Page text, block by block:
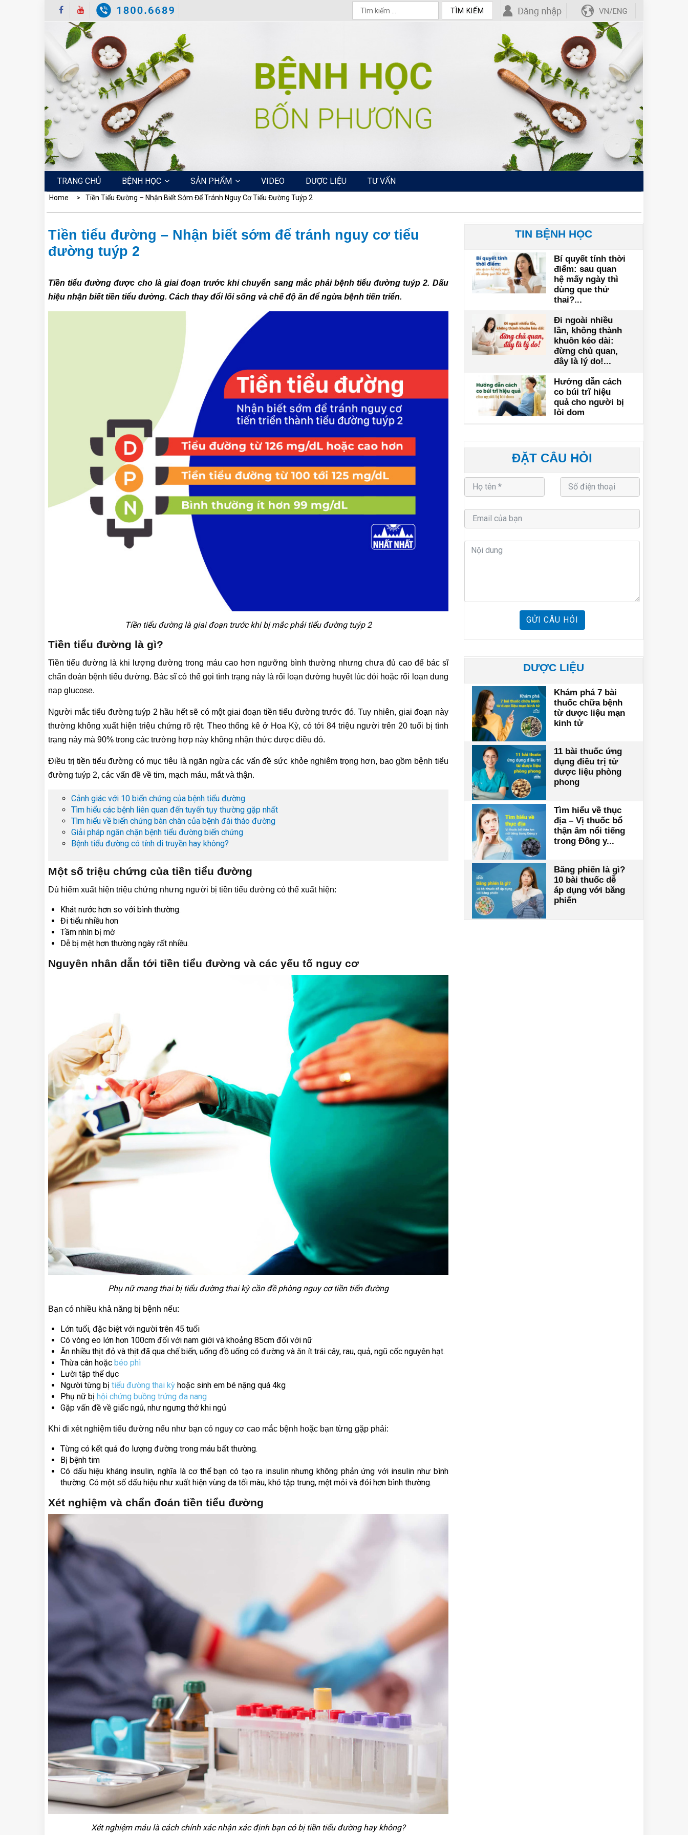
Skip
content
TRANG CHỦ BỆNH HỌC SẢN PHẨM VIDEO DƯỢC LIỆU TƯ VẤN
Home Tiền Tiểu Đường – Nhận Biết Sớm Để Tránh Nguy Cơ Tiểu Đường Tuýp 2
Tiền tiểu đường – Nhận biết sớm để tránh nguy cơ tiểu
đường tuýp 2
Tiền tiểu đường được cho là giai đoạn trước khi chuyển sang mắc phải bệnh tiểu đường tuýp 2. Dấu
hiệu nhận biết tiền tiểu đường. Cách thay đổi lối sống và chế độ ăn để ngừa bệnh tiến triển.
Tiền tiểu đường là giai đoạn trước khi bị mắc phải tiểu đường tuýp 2
Tiền tiểu đường là gì?
Tiền tiểu đường là khi lượng đường trong máu cao hơn ngưỡng bình thường nhưng chưa đủ cao để bác sĩ
chẩn đoán bệnh tiểu đường. Bác sĩ có thể gọi tình trạng này là rối loạn đường huyết lúc đói hoặc rối loạn dung
nạp glucose.
Người mắc tiểu đường tuýp 2 hầu hết sẽ có một giai đoạn tiền tiểu đường trước đó. Tuy nhiên, giai đoạn này
thường không xuất hiện triệu chứng rõ rệt. Theo thống kê ở Hoa Kỳ, có tới 84 triệu người trên 20 tuổi bị tình
trạng này mà 90% trong các trường hợp này không nhận thức được điều đó.
Điều trị tiền tiểu đường có mục tiêu là ngăn ngừa các vấn đề sức khỏe nghiêm trọng hơn, bao gồm bệnh tiểu
đường tuýp 2, các vấn đề về tim, mạch máu, mắt và thận.
Cảnh giác với 10 biến chứng của bệnh tiểu đường
Tìm hiểu các bệnh liên quan đến tuyến tụy thường gặp nhất
Tìm hiểu về biến chứng bàn chân của bệnh đái tháo đường
Giải pháp ngăn chặn bệnh tiểu đường biến chứng
Bệnh tiểu đường có tính di truyền hay không?
Một số triệu chứng của tiền tiểu đường
Dù hiếm xuất hiện triệu chứng nhưng người bị tiền tiểu đường có thể xuất hiện:
Khát nước hơn so với bình thường.
Đi tiểu nhiều hơn
Tầm nhìn bị mờ
Dễ bị mệt hơn thường ngày rất nhiều.
Nguyên nhân dẫn tới tiền tiểu đường và các yếu tố nguy cơ
Phụ nữ mang thai bị tiểu đường thai kỳ cần đề phòng nguy cơ tiền tiển đường
Bạn có nhiều khả năng bị bệnh nếu:
Lớn tuổi, đặc biệt với người trên 45 tuổi
Có vòng eo lớn hơn 100cm đối với nam giới và khoảng 85cm đối với nữ
Ăn nhiều thịt đỏ và thịt đã qua chế biến, uống đồ uống có đường và ăn ít trái cây, rau, quả, ngũ cốc nguyên hạt.
Thừa cân hoặc béo phì
Lười tập thể dục
Người từng bị tiểu đường thai kỳ hoặc sinh em bé nặng quá 4kg
Phụ nữ bị hội chứng buồng trứng đa nang
Gặp vấn đề về giấc ngủ, như ngưng thở khi ngủ
Khi đi xét nghiệm tiểu đường nếu như bạn có nguy cơ cao mắc bệnh hoặc bạn từng gặp phải:
Từng có kết quả đo lượng đường trong máu bất thường.
Bị bệnh tim
Có dấu hiệu kháng insulin, nghĩa là cơ thể bạn có tạo ra insulin nhưng không phản ứng với insulin như bình
thường. Có một số dấu hiệu như xuất hiện vùng da tối màu, khó tập trung, mệt mỏi và đói hơn bình thường.
Xét nghiệm và chẩn đoán tiền tiểu đường
Xét nghiệm máu là cách chính xác nhận xác định bạn có bị tiền tiểu đường hay không?
TIN BỆNH HỌC
Bí quyết tính thời
điểm: sau quan
hệ mấy ngày thì
dùng que thử
thai?...
Đi ngoài nhiều
lần, không thành
khuôn kéo dài:
đừng chủ quan,
đây là lý do!...
Hướng dẫn cách
co búi trĩ hiệu
quả cho người bị
lòi dom
ĐẶT CÂU HỎI
GỬI CÂU HỎI
DƯỢC LIỆU
Khám phá 7 bài
thuốc chữa bệnh
từ dược liệu mạn
kinh tử
11 bài thuốc ứng
dụng điều trị từ
dược liệu phòng
phong
Tìm hiểu về thục
địa – Vị thuốc bổ
thận âm nổi tiếng
trong Đông y...
Băng phiến là gì?
10 bài thuốc dễ
áp dụng với băng
phiến